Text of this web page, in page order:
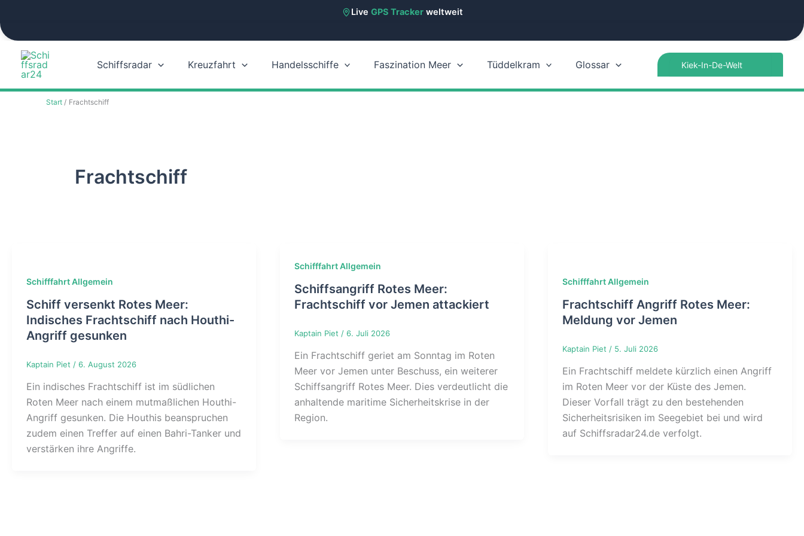
Live GPS Trackerweltweit
Zum
springen
Schiffsradar Kreuzfahrt Handelsschiffe Faszination Meer Tüddelkram Glossar
Start Frachtschiff
Frachtschiff
Schifffahrt Allgemein
Schiff versenkt Rotes Meer:
Indisches Frachtschiff nach Houthi-
Angriff gesunken
Kaptain Piet / 6. August 2026
Ein indisches Frachtschiff ist im südlichen
Roten Meer nach einem mutmaßlichen Houthi-
Angriff gesunken. Die Houthis beanspruchen
zudem einen Treffer auf einen Bahri-Tanker und
verstärken ihre Angriffe.
Schifffahrt Allgemein
Schiffsangriff Rotes Meer:
Frachtschiff vor Jemen attackiert
Kaptain Piet / 6. Juli 2026
Ein Frachtschiff geriet am Sonntag im Roten
Meer vor Jemen unter Beschuss, ein weiterer
Schiffsangriff Rotes Meer. Dies verdeutlicht die
anhaltende maritime Sicherheitskrise in der
Region.
Schifffahrt Allgemein
Frachtschiff Angriff Rotes Meer:
Meldung vor Jemen
Kaptain Piet / 5. Juli 2026
Ein Frachtschiff meldete kürzlich einen Angriff
im Roten Meer vor der Küste des Jemen.
Dieser Vorfall trägt zu den bestehenden
Sicherheitsrisiken im Seegebiet bei und wird
auf Schiffsradar24.de verfolgt.